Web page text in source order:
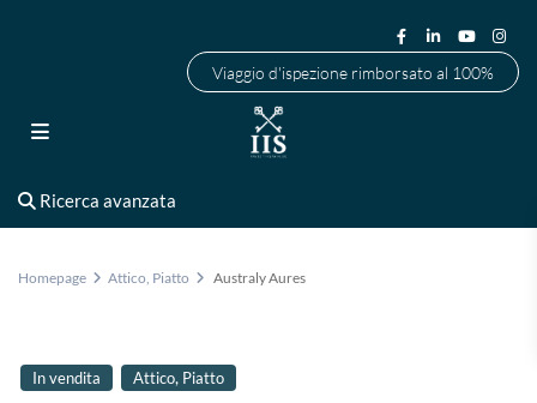
Viaggio d'ispezione rimborsato al 100%
Ricerca avanzata
Homepage Attico, Piatto Australy Aures
In vendita Attico, Piatto